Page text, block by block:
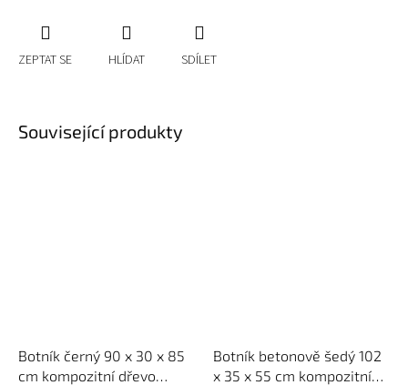
ZEPTAT SE HLÍDAT SDÍLET
Související produkty
Botník černý 90 x 30 x 85
cm kompozitní dřevo
Botník betonově šedý 102
x 35 x 55 cm kompozitní